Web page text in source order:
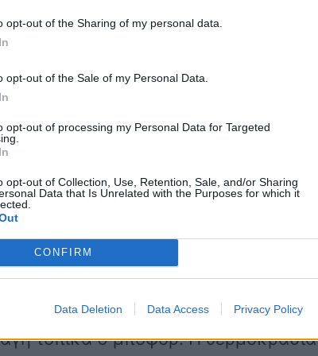
opt-out of the Sharing of my personal data.
opt-out of the Sale of my Personal Data.
opt-out of processing my Personal Data for Targeted
opt-out of Collection, Use, Retention, Sale, and/or Sharing
Data that Is Unrelated with the Purposes for which it
CONFIRM
Data Deletion Data Access Privacy Policy
(συμπεριλαμβανομένων των
στην Εύβοια, την ανατολική Στερεά
και της Βοιωτίας) και πρόσκαιρα
απόγευμα στα νησιά του βόρειου
Κυκλάδες.
τις πρωινές ώρες, της
μέχρι και τις μεσημβρινές ώρες
Οι άνεμοι θα πνέουν βόρειοι
τοπικά 6 μποφόρ. Η θερμοκρασία